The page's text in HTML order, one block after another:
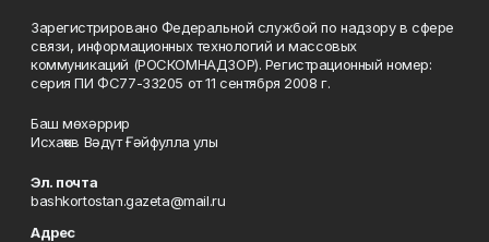
Зарегистрировано Федеральной службой по надзору в сфере
связи, информационных технологий и массовых
коммуникаций (РОСКОМНАДЗОР). Регистрационный номер:
серия ПИ ФС77-33205 от 11 сентября 2008 г.
Баш мөхәррир
Исхаҡов Вәдүт Ғәйфулла улы
Эл. почта
bashkortostan.gazeta@mail.ru
Адрес